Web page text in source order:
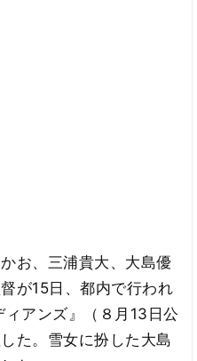
お、三浦貴大、大島優
が15日、都内で行われ
アンズ』（８月13日公
た。雪女に扮した大島